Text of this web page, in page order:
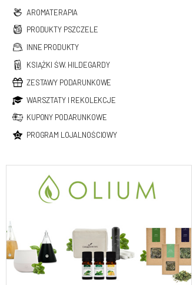
AROMATERAPIA
PRODUKTY PSZCZELE
INNE PRODUKTY
KSIĄŻKI ŚW. HILDEGARDY
ZESTAWY PODARUNKOWE
WARSZTATY I REKOLEKCJE
KUPONY PODARUNKOWE
PROGRAM LOJALNOŚCIOWY